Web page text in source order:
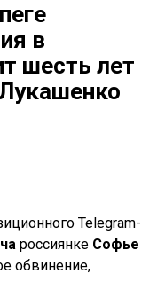
в
шесть лет
Telegram-
россиянке Софье
обвинение,